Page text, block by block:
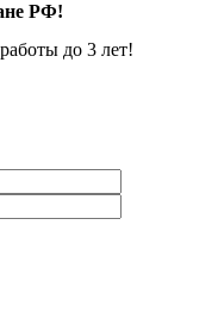
РФ!
до 3 лет!